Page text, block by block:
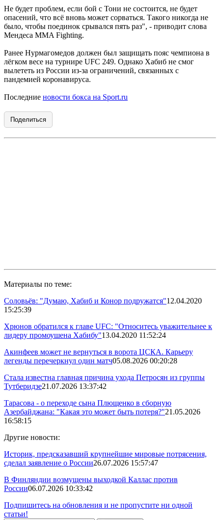
Не будет проблем, если бой с Тони не состоится, не будет
опасений, что всё вновь может сорваться. Такого никогда не
было, чтобы поединок срывался пять раз", - приводит слова
Мендеса MMA Fighting.
Ранее Нурмагомедов должен был защищать пояс чемпиона в
лёгком весе на турнире UFC 249. Однако Хабиб не смог
вылететь из России из-за ограничений, связанных с
пандемией коронавируса.
Последние новости бокса на Sport.ru
Поделиться
Материалы по теме:
Соловьёв: "Думаю, Хабиб и Конор подружатся"12.04.2020
15:25:39
Хрюнов обратился к главе UFC: "Относитесь уважительнее к
лидеру промоушена Хабибу"13.04.2020 11:52:24
Акинфеев может не вернуться в ворота ЦСКА. Карьеру
легенды перечеркнул один матч05.08.2026 00:20:28
Стала известна главная причина ухода Петросян из группы
Тутберидзе21.07.2026 13:37:42
Тарасова - о переходе сына Плющенко в сборную
Азербайджана: "Какая это может быть потеря?"21.05.2026
16:58:15
Другие новости:
Историк, предсказавший крупнейшие мировые потрясения,
сделал заявление о России26.07.2026 15:57:47
В Финляндии возмущены выходкой Каллас против
России06.07.2026 10:33:42
Подпишитесь на обновления и не пропустите ни одной
статьи!